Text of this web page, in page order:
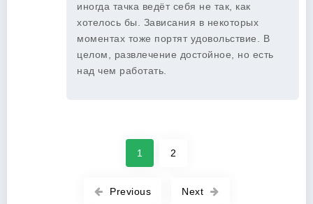
иногда тачка ведёт себя не так, как
хотелось бы. Зависания в некоторых
моментах тоже портят удовольствие. В
целом, развлечение достойное, но есть
над чем работать.
Previous
1 2
Next